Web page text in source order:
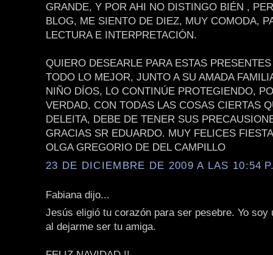
GRANDE, Y POR AHI NO DISTINGO BIÉN ,
BLOG, ME SIENTO DE DIEZ, MUY COMODA,
LECTURA E INTERPRETACIÓN.
QUIERO DESEARLE PARA ESTAS
TODO LO MEJOR, JUNTO A SU AMADA
NIÑO DÍOS, LO CONTINÚE PROTEGIENDO,
VERDAD, CON TODAS LAS COSAS CIERTAS
DELEITA, DEBE DE TENER SUS
GRACIAS SR EDUARDO. MUY FELICES
OLGA GREGORIO DE DEL CAMPILLO
23 DE DICIEMBRE DE 2009 A LAS 10:54
Fabiana dijo...
Jesús eligió tu corazón para ser pesebre. Yo soy
al dejarme ser tu amiga.